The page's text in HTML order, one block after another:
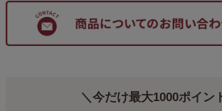
＼今だけ最大1000ポイン